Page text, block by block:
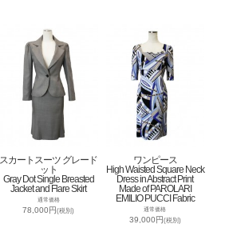
スカートスーツ グレード
ット
Gray Dot Single Breasted
Jacket and Flare Skirt
通常価格
78,000円(税別)
ワンピース
High Waisted Square Neck
Dress in Abstract Print
Made of PAROLARI
EMILIO PUCCI Fabric
通常価格
39,000円(税別)